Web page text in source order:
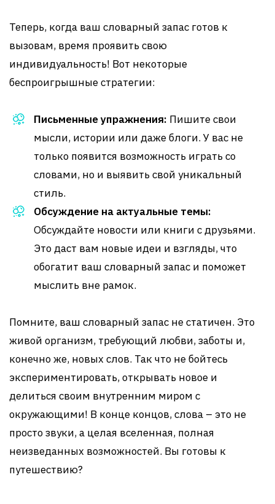
Теперь, когда ваш словарный запас готов к
вызовам, время проявить свою
индивидуальность! Вот некоторые
беспроигрышные стратегии:
Письменные упражнения: Пишите свои
мысли, истории или даже блоги. У вас не
только появится возможность играть со
словами, но и выявить свой уникальный
стиль.
Обсуждение на актуальные темы:
Обсуждайте новости или книги с друзьями.
Это даст вам новые идеи и взгляды, что
обогатит ваш словарный запас и поможет
мыслить вне рамок.
Помните, ваш словарный запас не статичен. Это
живой организм, требующий любви, заботы и,
конечно же, новых слов. Так что не бойтесь
экспериментировать, открывать новое и
делиться своим внутренним миром с
окружающими! В конце концов, слова – это не
просто звуки, а целая вселенная, полная
неизведанных возможностей. Вы готовы к
путешествию?